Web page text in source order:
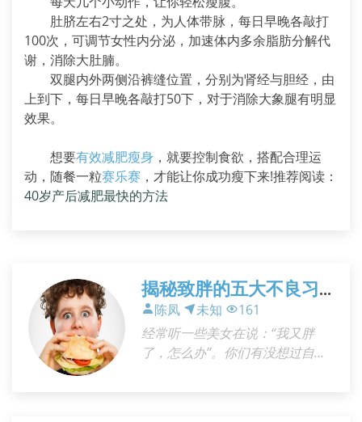
肚脐左右2寸之处，为人体带脉，每日早晚各敲打
100次，可调节女性内分泌，加速体内多余脂肪分解代
谢，消除大肚腩。
双腿内外两侧沿裤缝位置，分别为肾经与胆经，由
上到下，每日早晚各敲打50下，对于消除大象腿有明显
效果。
想要有效减肥瘦身 ，就要控制食欲，搭配合理运
动，随餐一粒赛乐赛 ，才能让你成功瘦下来!推荐阅读：
40岁产后减肥最快的方法
揭秘致胖的五大不良习
惯 看看你中枪了吗？
陈凤 未知
161
经常听一些美女在说：“我又胖
了，怎么办”。你们有没想过自己